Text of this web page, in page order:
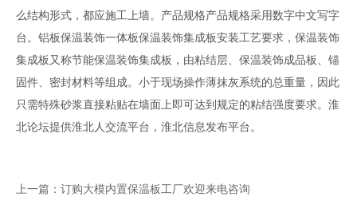
么结构形式，都应施工上墙。产品规格产品规格采用数字中文写字
台。铝板保温装饰一体板保温装饰集成板安装工艺要求，保温装饰
集成板又称节能保温装饰集成板，由粘结层、保温装饰成品板、锚
固件、密封材料等组成。小于现场操作薄抹灰系统的总重量，因此
只需特殊砂浆直接粘贴在墙面上即可达到规定的粘结强度要求。淮
北论坛提供淮北人交流平台，淮北信息发布平台。
上一篇：订购大模内置保温板工厂欢迎来电咨询